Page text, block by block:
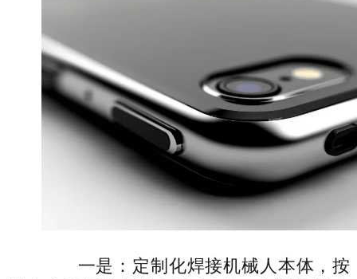
一是：定制化焊接机械人本体，按